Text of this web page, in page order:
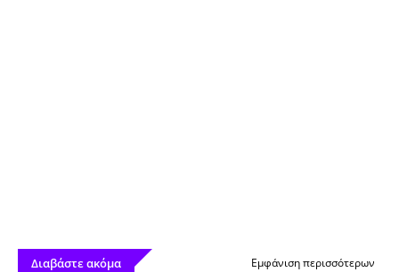
Διαβάστε ακόμα Εμφάνιση περισσότερων